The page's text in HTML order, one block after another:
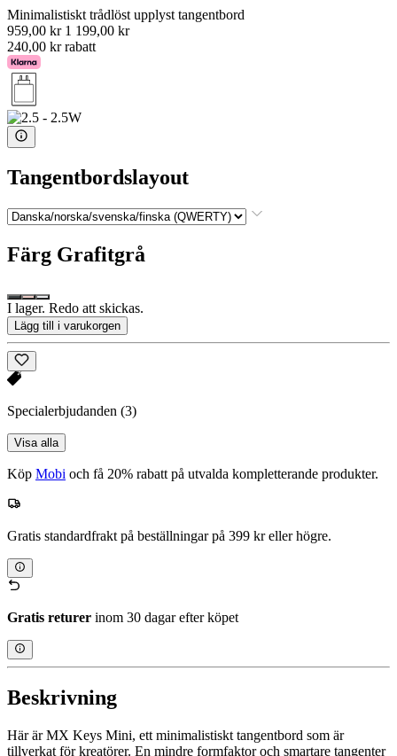
Minimalistiskt trådlöst upplyst tangentbord
959,00 kr 1 199,00 kr
240,00 kr rabatt
Tangentbordslayout
Färg Grafitgrå
I lager. Redo att skickas.
Lägg till i varukorgen
Specialerbjudanden (3)
Visa alla
Köp Mobi och få 20% rabatt på utvalda kompletterande produkter.
Gratis standardfrakt på beställningar på 399 kr eller högre.
Gratis returer inom 30 dagar efter köpet
Beskrivning
Här är MX Keys Mini, ett minimalistiskt tangentbord som är
tillverkat för kreatörer. En mindre formfaktor och smartare tangenter